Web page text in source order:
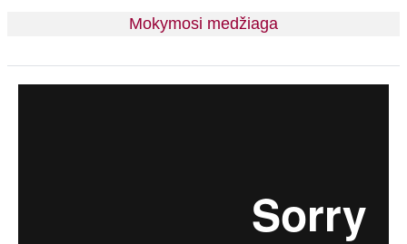
Mokymosi medžiaga